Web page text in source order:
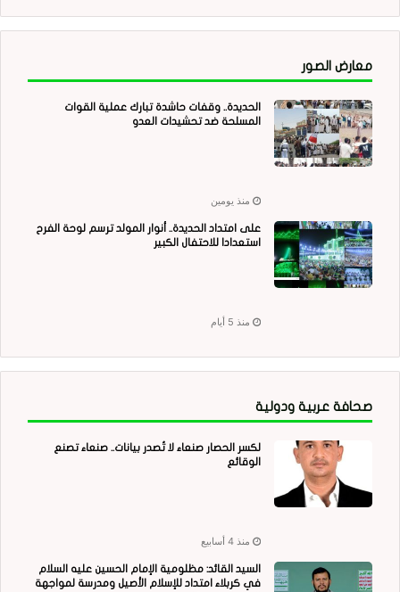
معارض الصور
الحديدة.. وقفات حاشدة تبارك عملية القوات
المسلحة ضد تحشيدات العدو
منذ يومين
على امتداد الحديدة.. أنوار المولد ترسم لوحة الفرح
استعدادا للاحتفال الكبير
منذ 5 أيام
صحافة عربية ودولية
لكسر الحصار صنعاء لا تُصدر بيانات.. صنعاء تصنع
الوقائع
منذ 4 أسابيع
السيد القائد: مظلومية الإمام الحسين عليه السلام
في كربلاء امتداد للإسلام الأصيل ومدرسة لمواجهة